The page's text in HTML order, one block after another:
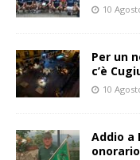
10
Per un
c’è
10
Addio a